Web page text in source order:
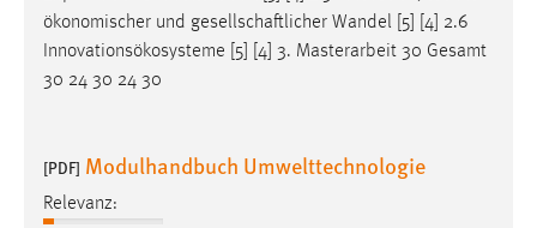
ökonomischer und gesellschaftlicher Wandel [5] [4] 2.6
Innovationsökosysteme [5] [4] 3. Masterarbeit 30 Gesamt
30 24 30 24 30
[PDF] Modulhandbuch Umwelttechnologie
Relevanz: